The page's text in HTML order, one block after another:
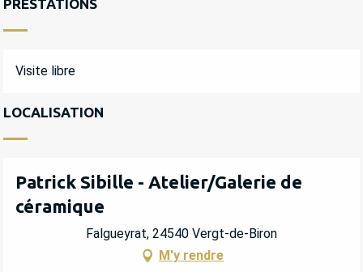
PRESTATIONS
Visite libre
LOCALISATION
Patrick Sibille - Atelier/Galerie de
céramique
Falgueyrat, 24540 Vergt-de-Biron
M'y rendre